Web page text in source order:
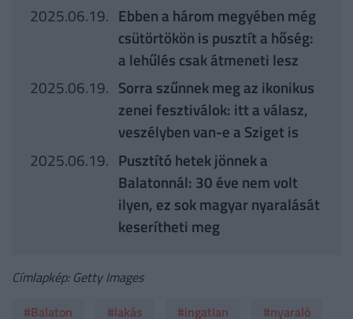
2025.06.19. Ebben a három megyében még
csütörtökön is pusztít a hőség:
a lehűlés csak átmeneti lesz
2025.06.19. Sorra szűnnek meg az ikonikus
zenei fesztiválok: itt a válasz,
veszélyben van-e a Sziget is
2025.06.19. Pusztító hetek jönnek a
Balatonnál: 30 éve nem volt
ilyen, ez sok magyar nyaralását
keserítheti meg
Címlapkép: Getty Images
#Balaton
#lakás #ingatlan #nyaraló